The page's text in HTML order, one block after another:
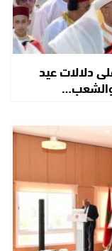
دلالات عيد
والشعب…